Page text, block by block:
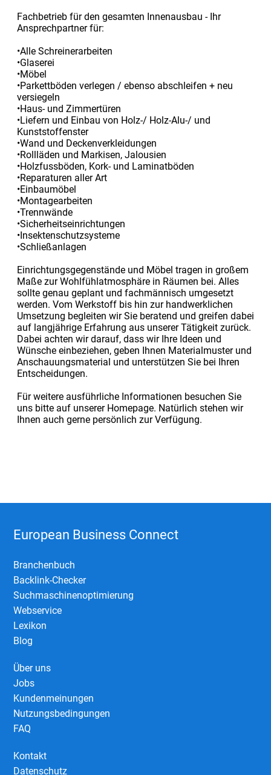
Fachbetrieb für den gesamten Innenausbau - Ihr
Ansprechpartner für:
•Alle Schreinerarbeiten
•Glaserei
•Möbel
•Parkettböden verlegen / ebenso abschleifen + neu
versiegeln
•Haus- und Zimmertüren
•Liefern und Einbau von Holz-/ Holz-Alu-/ und
Kunststoffenster
•Wand und Deckenverkleidungen
•Rollläden und Markisen, Jalousien
•Holzfussböden, Kork- und Laminatböden
•Reparaturen aller Art
•Einbaumöbel
•Montagearbeiten
•Trennwände
•Sicherheitseinrichtungen
•Insektenschutzsysteme
•Schließanlagen
Einrichtungsgegenstände und Möbel tragen in großem
Maße zur Wohlfühlatmosphäre in Räumen bei. Alles
sollte genau geplant und fachmännisch umgesetzt
werden. Vom Werkstoff bis hin zur handwerklichen
Umsetzung begleiten wir Sie beratend und greifen dabei
auf langjährige Erfahrung aus unserer Tätigkeit zurück.
Dabei achten wir darauf, dass wir Ihre Ideen und
Wünsche einbeziehen, geben Ihnen Materialmuster und
Anschauungsmaterial und unterstützen Sie bei Ihren
Entscheidungen.
Für weitere ausführliche Informationen besuchen Sie
uns bitte auf unserer Homepage. Natürlich stehen wir
Ihnen auch gerne persönlich zur Verfügung.
European Business Connect
Branchenbuch
Backlink-Checker
Suchmaschinenoptimierung
Webservice
Lexikon
Blog
Über uns
Jobs
Kundenmeinungen
Nutzungsbedingungen
FAQ
Kontakt
Datenschutz